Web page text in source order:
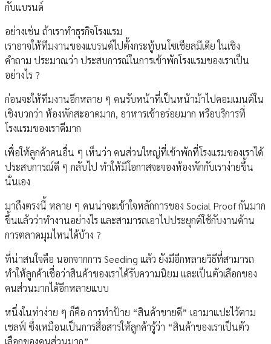
กับแบรนด์
อย่างเช่น ถ้าเราทำธุรกิจโรงแรม
เราอาจให้ทีมงานของแบรนด์ไปตั้งกระทู้บนโซเชียลมีเดีย ในเชิง
คำถาม ประมาณว่า ประสบการณ์ในการเข้าพักโรงแรมของเราเป็น
อย่างไร ?
ก่อนจะให้ทีมงานอีกหลาย ๆ คนรับหน้าที่เป็นหน้าม้าไปคอมเมนต์ใน
เชิงบวกว่า ห้องพักสะอาดมาก, อาหารเช้าอร่อยมาก หรือบริการที่
โรงแรมของเราดีมาก
เพื่อให้ลูกค้าคนอื่น ๆ เห็นว่า คนส่วนใหญ่ที่เข้าพักที่โรงแรมของเราได้
ประสบการณ์ดี ๆ กลับไป ทำให้มีโอกาสจะจองห้องพักกับเราง่ายขึ้น
นั่นเอง
มาถึงตรงนี้ หลาย ๆ คนน่าจะเข้าใจหลักการของ Social Proof กันมาก
ขึ้นแล้วว่าทำงานอย่างไร และสามารถเอาไปประยุกต์ใช้กับงานด้าน
การตลาดมุมไหนได้บ้าง ?
ที่น่าสนใจคือ นอกจากการ Seeding แล้ว ยังมีอีกหลายวิธีที่สามารถ
ทำให้ลูกค้าเชื่อว่าสินค้าของเราได้รับความนิยม และเป็นตัวเลือกของ
คนส่วนมากได้อีกหลายแบบ
หนึ่งในท่าง่าย ๆ ก็คือ การทำป้าย “สินค้าขายดี” เอามาแปะไว้ตาม
เชลฟ์ ซึ่งเหมือนเป็นการสื่อสารให้ลูกค้ารู้ว่า “สินค้าของเราเป็นตัว
เลือกของคนส่วนมาก”